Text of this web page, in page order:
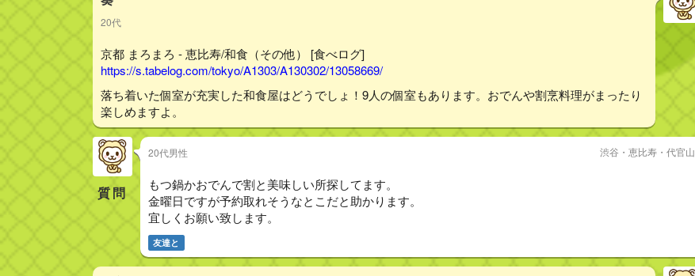
20代
京都 まろまろ - 恵比寿/和食（その他） [食べログ]
https://s.tabelog.com/tokyo/A1303/A130302/13058669/
落ち着いた個室が充実した和食屋はどうでしょ！9人の個室もあります。おでんや割烹料理がまったり
楽しめますよ。
質問
20代男性 渋谷・恵比寿・代官山
もつ鍋かおでんで割と美味しい所探してます。
金曜日ですが予約取れそうなとこだと助かります。
宜しくお願い致します。
友達と